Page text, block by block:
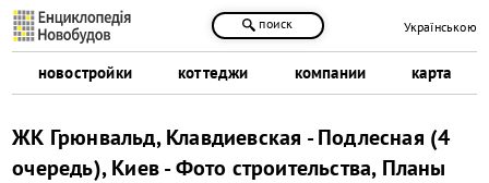
новостройки коттеджи компании карта
поиск Українською
ЖК Грюнвальд, Клавдиевская - Подлесная (4
очередь), Киев - Фото строительства, Планы